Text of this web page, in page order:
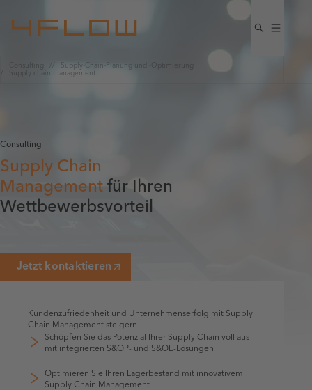
Consulting
Supply-Chain-Planung und -Optimierung
Supply chain management
Consulting
Supply Chain
Management für Ihren
Wettbewerbsvorteil
Jetzt kontaktieren
Kundenzufriedenheit und Unternehmenserfolg mit Supply
Chain Management steigern
Schöpfen Sie das Potenzial Ihrer Supply Chain voll aus –
mit integrierten S&OP- und S&OE-Lösungen
Optimieren Sie Ihren Lagerbestand mit innovativem
Supply Chain Management